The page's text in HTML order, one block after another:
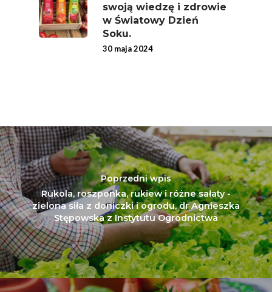
swoją wiedzę i zdrowie
w Światowy Dzień
Soku.
30 maja 2024
Poprzedni wpis
Rukola, roszponka, rukiew i różne sałaty -
zielona siła z doniczki i ogrodu, dr Agnieszka
Stępowska z Instytutu Ogrodnictwa